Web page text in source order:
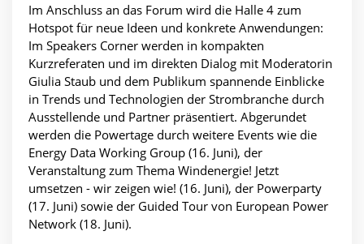
Im Anschluss an das Forum wird die Halle 4 zum
Hotspot für neue Ideen und konkrete Anwendungen:
Im Speakers Corner werden in kompakten
Kurzreferaten und im direkten Dialog mit Moderatorin
Giulia Staub und dem Publikum spannende Einblicke
in Trends und Technologien der Strombranche durch
Ausstellende und Partner präsentiert. Abgerundet
werden die Powertage durch weitere Events wie die
Energy Data Working Group (16. Juni), der
Veranstaltung zum Thema Windenergie! Jetzt
umsetzen - wir zeigen wie! (16. Juni), der Powerparty
(17. Juni) sowie der Guided Tour von European Power
Network (18. Juni).